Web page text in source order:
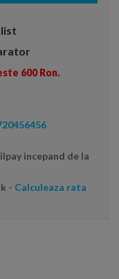
600 Ron.
incepand de la
- Calculeaza rata